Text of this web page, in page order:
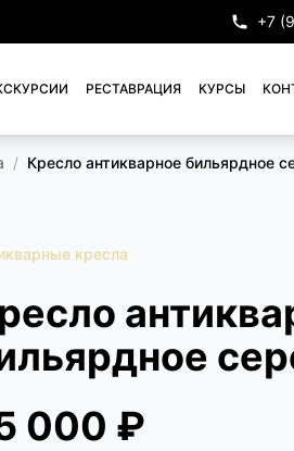
+7
РЕСТАВРАЦИЯ КУРСЫ
/ Кресло антикварное бильярдное
кресла
000 ₽